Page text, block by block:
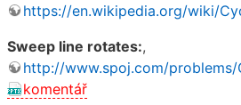
https://en.wikipedia.org/wiki/
Sweep line rotates:,
http://www.spoj.com/problems/
komentář